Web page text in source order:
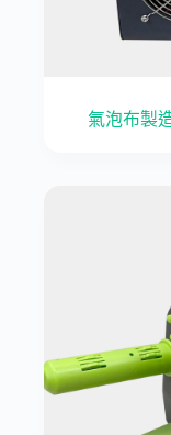
氣泡布製